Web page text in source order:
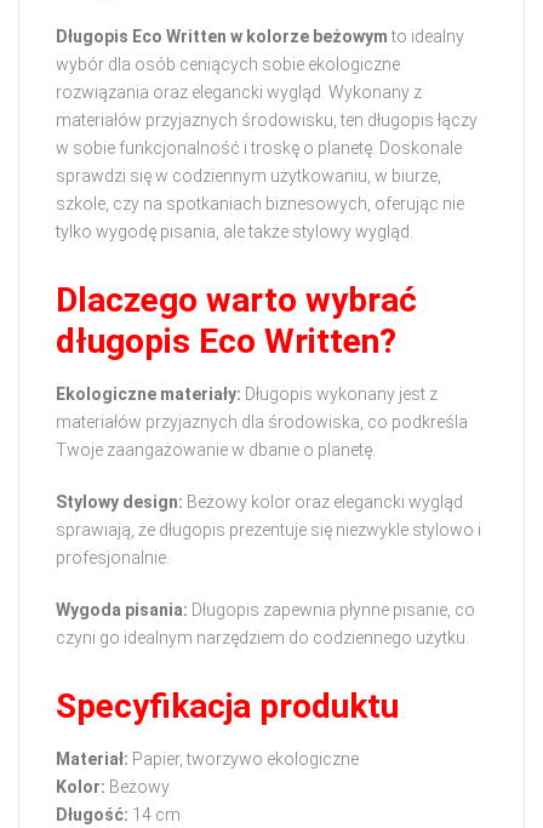
Długopis Eco Written w kolorze beżowymto idealny
wybór dla osób ceniących sobie ekologiczne
rozwiązania oraz elegancki wygląd. Wykonany z
materiałów przyjaznych środowisku, ten długopis łączy
w sobie funkcjonalność i troskę o planetę. Doskonale
sprawdzi się w codziennym użytkowaniu, w biurze,
szkole, czy na spotkaniach biznesowych, oferując nie
tylko wygodę pisania, ale także stylowy wygląd.
Dlaczego warto wybrać
długopis Eco Written?
Ekologiczne materiały: Długopis wykonany jest z
materiałów przyjaznych dla środowiska, co podkreśla
Twoje zaangażowanie w dbanie o planetę.
Stylowy design: Beżowy kolor oraz elegancki wygląd
sprawiają, że długopis prezentuje się niezwykle stylowo i
profesjonalnie.
Wygoda pisania: Długopis zapewnia płynne pisanie, co
czyni go idealnym narzędziem do codziennego użytku.
Specyfikacja produktu
Materiał: Papier, tworzywo ekologiczne
Kolor: Beżowy
Długość: 14 cm